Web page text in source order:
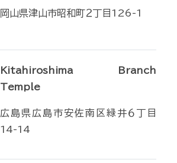
岡山県津山市昭和町２丁目126-1
Kitahiroshima Branch
Temple
広島県広島市安佐南区緑井６丁目
14-14